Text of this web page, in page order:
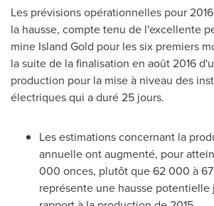
Les prévisions opérationnelles pour
la hausse, compte tenu de l'excellente
mine Island Gold pour les six premiers
la suite de la finalisation en août 2016
production pour la mise à niveau des
électriques qui a duré 25 jours.
Les estimations concernant la
annuelle ont augmenté, pour
000 onces, plutôt que 62 000 à
représente une hausse potentielle